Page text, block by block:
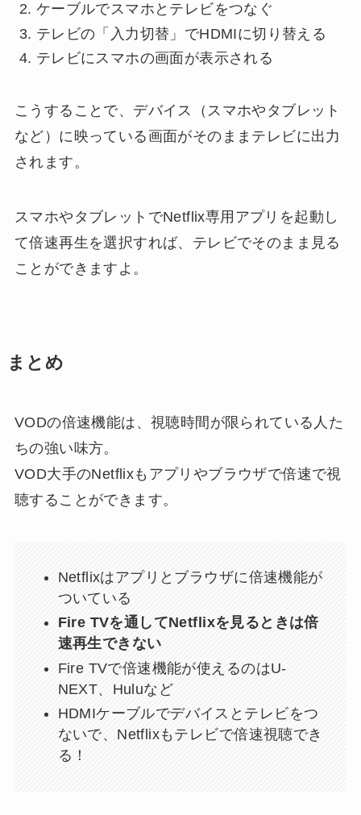
ケーブルでスマホとテレビをつなぐ
テレビの「入力切替」でHDMIに切り替える
テレビにスマホの画面が表示される
こうすることで、デバイス（スマホやタブレット
など）に映っている画面がそのままテレビに出力
されます。
スマホやタブレットでNetflix専用アプリを起動し
て倍速再生を選択すれば、テレビでそのまま見る
ことができますよ。
まとめ
VODの倍速機能は、視聴時間が限られている人た
ちの強い味方。
VOD大手のNetflixもアプリやブラウザで倍速で視
聴することができます。
Netflixはアプリとブラウザに倍速機能が
ついている
Fire TVを通してNetflixを見るときは倍
速再生できない
Fire TVで倍速機能が使えるのはU-
NEXT、Huluなど
HDMIケーブルでデバイスとテレビをつ
ないで、Netflixもテレビで倍速視聴でき
る！